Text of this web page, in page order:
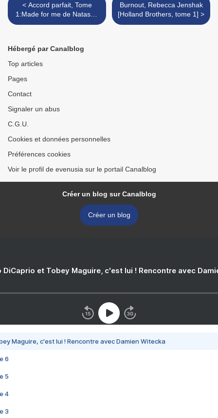
< Accord parfait, Tome
1:Made for me de Natasha
Madison
Burnout, Rebecca Jenshak
[Holland Brothers, tome 1] >
Hébergé par Canalblog
Top articles
Pages
Contact
Signaler un abus
C.G.U.
Cookies et données personnelles
Préférences cookies
Voir le profil de evenusia sur le portail Canalblog
Créer un blog sur Canalblog
Créer un blog
DiCaprio et Tobey Maguire, c'est lui ! Rencontre avec
Maguire, c'est lui ! Rencontre avec Damien Witecka
6
5
4
3